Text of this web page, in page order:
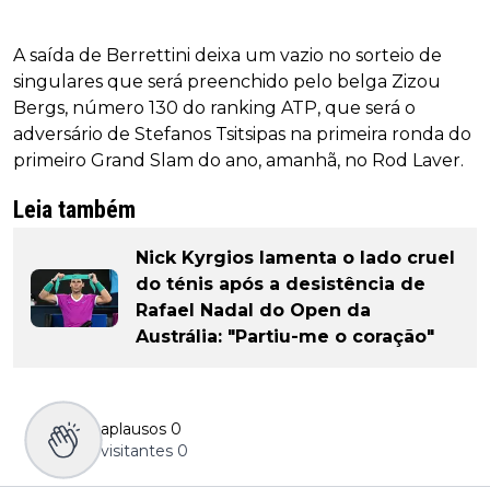
A saída de Berrettini deixa um vazio no sorteio de
singulares que será preenchido pelo belga Zizou
Bergs, número 130 do ranking ATP, que será o
adversário de Stefanos Tsitsipas na primeira ronda do
primeiro Grand Slam do ano, amanhã, no Rod Laver.
Leia também
Nick Kyrgios lamenta o lado cruel
do ténis após a desistência de
Rafael Nadal do Open da
Austrália: "Partiu-me o coração"
aplausos 0
visitantes 0